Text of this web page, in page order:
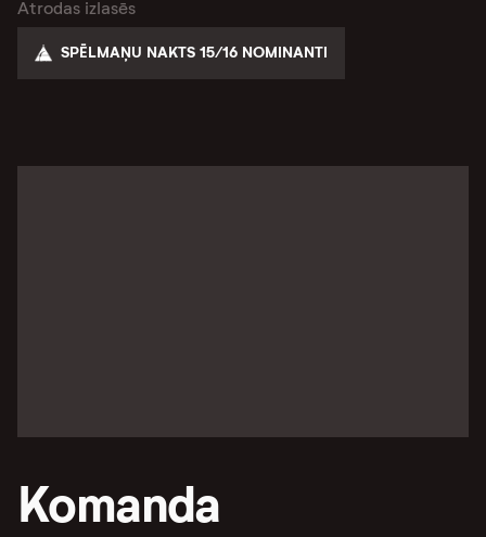
Atrodas izlasēs
SPĒLMAŅU NAKTS 15/16 NOMINANTI
Komanda